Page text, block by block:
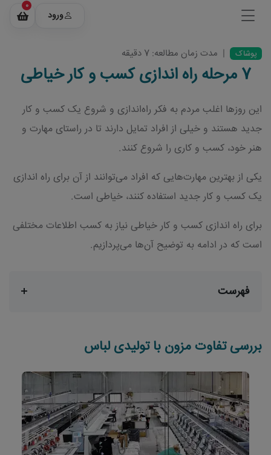
ورود
0
پوشاک | مدت زمان مطالعه: 7 دقیقه
7 مرحله راه اندازی کسب و کار خیاطی
این روزها اغلب مردم به فکر راه‌اندازی و شروع یک کسب و کار
جدید هستند و خیلی از افراد تمایل دارند تا در راستای مهارت و
هنر خود، کسب و کاری را شروع کنند.
یکی از بهترین مهارت‌هایی که افراد می‌توانند از آن برای راه اندازی
یک کسب و کار جدید استفاده کنند، خیاطی است.
برای راه اندازی کسب و کار خیاطی نیاز به کسب اطلاعات مختلفی
است که در ادامه به توضیح آن‌ها می‌پردازیم.
فهرست
بررسی تفاوت مزون با تولیدی لباس